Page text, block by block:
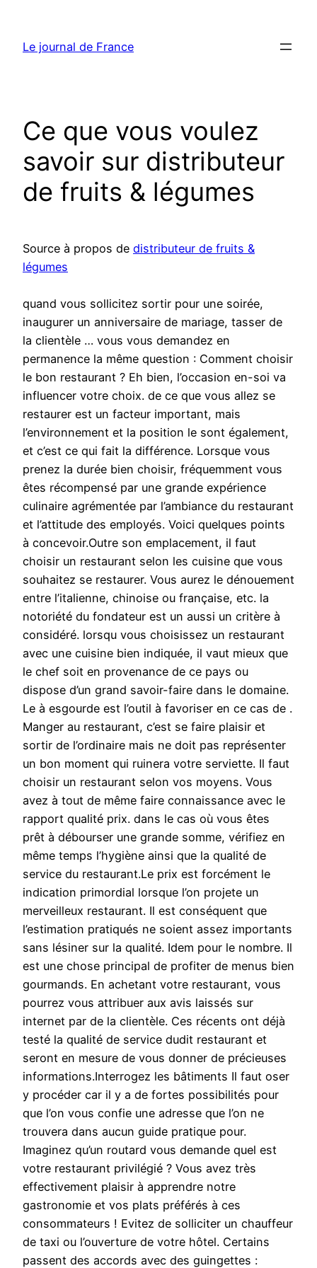
contenu
Le journal de France
Ce que vous voulez
savoir sur distributeur
de fruits & légumes
Source à propos de distributeur de fruits &
légumes
quand vous sollicitez sortir pour une soirée,
inaugurer un anniversaire de mariage, tasser de
la clientèle … vous vous demandez en
permanence la même question : Comment choisir
le bon restaurant ? Eh bien, l’occasion en-soi va
influencer votre choix. de ce que vous allez se
restaurer est un facteur important, mais
l’environnement et la position le sont également,
et c’est ce qui fait la différence. Lorsque vous
prenez la durée bien choisir, fréquemment vous
êtes récompensé par une grande expérience
culinaire agrémentée par l’ambiance du restaurant
et l’attitude des employés. Voici quelques points
à concevoir.Outre son emplacement, il faut
choisir un restaurant selon les cuisine que vous
souhaitez se restaurer. Vous aurez le dénouement
entre l’italienne, chinoise ou française, etc. la
notoriété du fondateur est un aussi un critère à
considéré. lorsqu vous choisissez un restaurant
avec une cuisine bien indiquée, il vaut mieux que
le chef soit en provenance de ce pays ou
dispose d’un grand savoir-faire dans le domaine.
Le à esgourde est l’outil à favoriser en ce cas de .
Manger au restaurant, c’est se faire plaisir et
sortir de l’ordinaire mais ne doit pas représenter
un bon moment qui ruinera votre serviette. Il faut
choisir un restaurant selon vos moyens. Vous
avez à tout de même faire connaissance avec le
rapport qualité prix. dans le cas où vous êtes
prêt à débourser une grande somme, vérifiez en
même temps l’hygiène ainsi que la qualité de
service du restaurant.Le prix est forcément le
indication primordial lorsque l’on projete un
merveilleux restaurant. Il est conséquent que
l’estimation pratiqués ne soient assez importants
sans lésiner sur la qualité. Idem pour le nombre. Il
est une chose principal de profiter de menus bien
gourmands. En achetant votre restaurant, vous
pourrez vous attribuer aux avis laissés sur
internet par de la clientèle. Ces récents ont déjà
testé la qualité de service dudit restaurant et
seront en mesure de vous donner de précieuses
informations.Interrogez les bâtiments Il faut oser
y procéder car il y a de fortes possibilités pour
que l’on vous confie une adresse que l’on ne
trouvera dans aucun guide pratique pour.
Imaginez qu’un routard vous demande quel est
votre restaurant privilégié ? Vous avez très
effectivement plaisir à apprendre notre
gastronomie et vos plats préférés à ces
consommateurs ! Evitez de solliciter un chauffeur
de taxi ou l’ouverture de votre hôtel. Certains
passent des accords avec des guingettes :